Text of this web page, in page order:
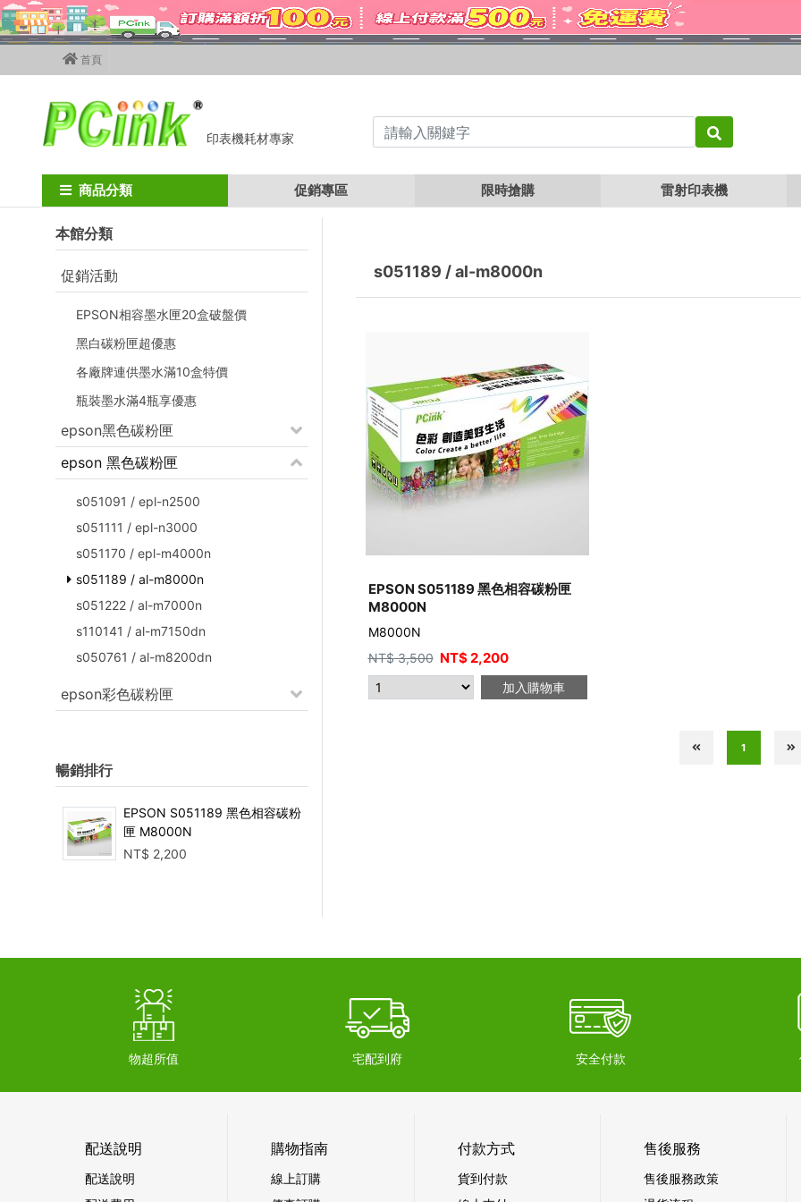
首頁
印表機耗材專家
商品分類 促銷專區 限時搶購 雷射印表機
本館分類
促銷活動
EPSON相容墨水匣20盒破盤價
黑白碳粉匣超優惠
各廠牌連供墨水滿10盒特價
瓶裝墨水滿4瓶享優惠
epson黑色碳粉匣
epson 黑色碳粉匣
s051091 / epl-n2500
s051111 / epl-n3000
s051170 / epl-m4000n
s051189 / al-m8000n
s051222 / al-m7000n
s110141 / al-m7150dn
s050761 / al-m8200dn
epson彩色碳粉匣
暢銷排行
EPSON S051189 黑色相容碳粉
匣 M8000N
NT$ 2,200
s051189 / al-m8000n
EPSON S051189 黑色相容碳粉匣
M8000N
M8000N
NT$3,500 NT$2,200
加入購物車
1
物超所值 宅配到府 安全付款
配送說明
配送說明
購物指南
線上訂購
付款方式
貨到付款
售後服務
售後服務政策